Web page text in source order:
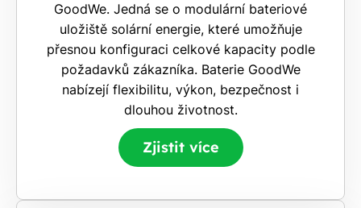
GoodWe. Jedná se o modulární bateriové
uložiště solární energie, které umožňuje
přesnou konfiguraci celkové kapacity podle
požadavků zákazníka. Baterie GoodWe
nabízejí flexibilitu, výkon, bezpečnost i
dlouhou životnost.
Zjistit více